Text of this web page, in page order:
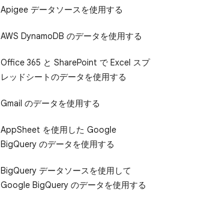
Apigee データソースを使用する
AWS DynamoDB のデータを使用する
Office 365 と SharePoint で Excel スプ
レッドシートのデータを使用する
Gmail のデータを使用する
AppSheet を使用した Google
BigQuery のデータを使用する
BigQuery データソースを使用して
Google BigQuery のデータを使用する